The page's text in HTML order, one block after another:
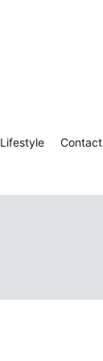
Lifestyle Contact